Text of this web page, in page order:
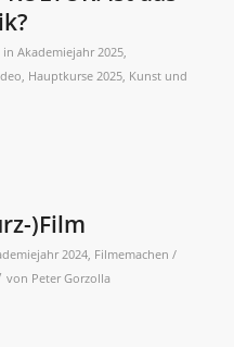
in Akademiejahr 2025,
, Hauptkurse 2025, Kunst und
)Film
2024, Filmemachen /
von Peter Gorzolla